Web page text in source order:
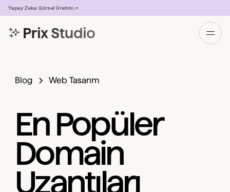
Yapay Zeka Görsel Üretimi ↗
Blog Web Tasarım
En Popüler
Domain
Uzantıları